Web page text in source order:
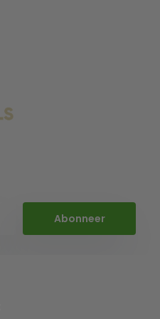
Abonneer